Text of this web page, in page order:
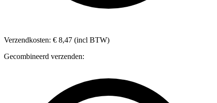
Verzendkosten: € 8,47 (incl BTW)
Gecombineerd verzenden: